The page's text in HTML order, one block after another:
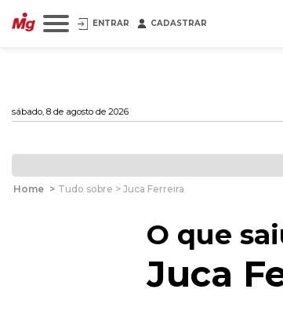
ENTRAR CADASTRAR
sábado, 8 de agosto de 2026
Home > Tudo sobre > Juca Ferreira
O que
Juca